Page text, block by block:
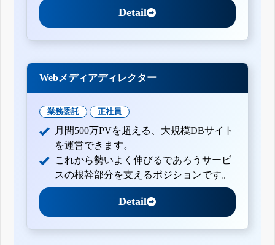
Detail
Webメディアディレクター
業務委託 正社員
月間500万PVを超える、大規模DBサイト
を運営できます。
これから勢いよく伸びるであろうサービ
スの根幹部分を支えるポジションです。
Detail